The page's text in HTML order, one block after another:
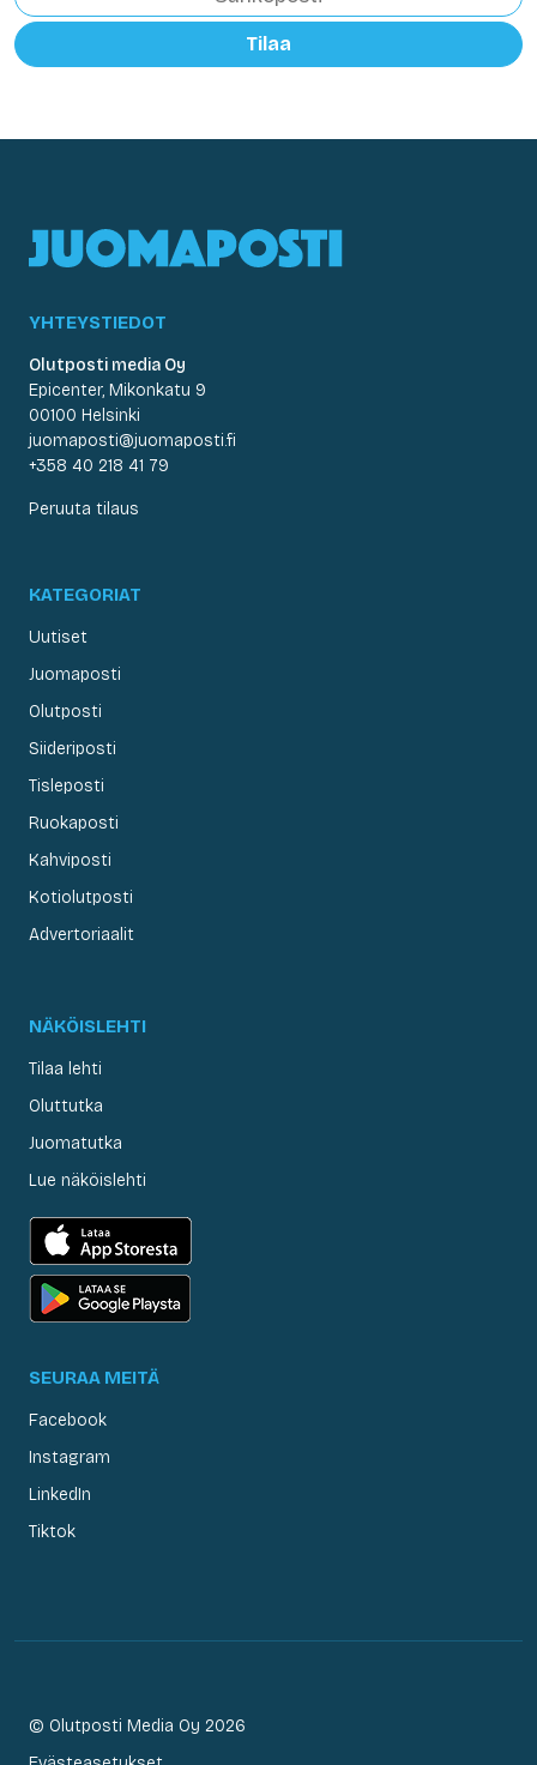
Tilaa
YHTEYSTIEDOT
Olutposti media Oy
Epicenter, Mikonkatu 9
00100 Helsinki
juomaposti@juomaposti.fi
+358 40 218 41 79
Peruuta tilaus
KATEGORIAT
Uutiset
Juomaposti
Olutposti
Siideriposti
Tisleposti
Ruokaposti
Kahviposti
Kotiolutposti
Advertoriaalit
NÄKÖISLEHTI
Tilaa lehti
Oluttutka
Juomatutka
Lue näköislehti
SEURAA MEITÄ
Facebook
Instagram
LinkedIn
Tiktok
© Olutposti Media Oy 2026